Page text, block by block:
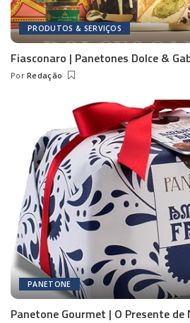
PRODUTOS & SERVIÇOS
Fiasconaro | Panetones Dolce &
Posted
Por Redação
PANETONE
Panetone Gourmet | O Presente